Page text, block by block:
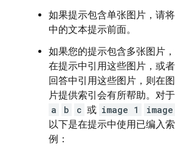
如果提示包含单张图片，请
中的文本提示前面。
如果您的提示包含多张图片
在提示中引用这些图片，或
回答中引用这些图片，则在
片提供索引会有所帮助。对
a b c 或 image 1
以下是在提示中使用已编入
例：